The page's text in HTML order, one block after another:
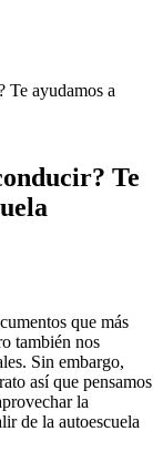
Te ayudamos a
Te
que más
también nos
Sin embargo,
así que pensamos
la
de la autoescuela